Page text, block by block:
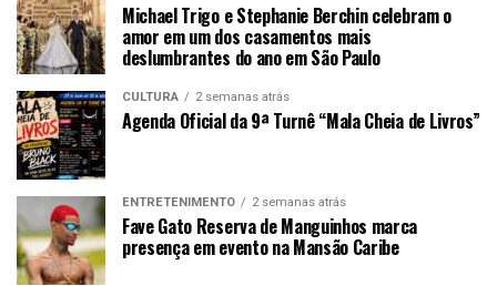
Michael Trigo e Stephanie Berchin celebram o
amor em um dos casamentos mais
deslumbrantes do ano em São Paulo
CULTURA 2 semanas atrás
Agenda Oficial da 9ª Turnê “Mala Cheia de Livros”
ENTRETENIMENTO 2 semanas atrás
Fave Gato Reserva de Manguinhos marca
presença em evento na Mansão Caribe